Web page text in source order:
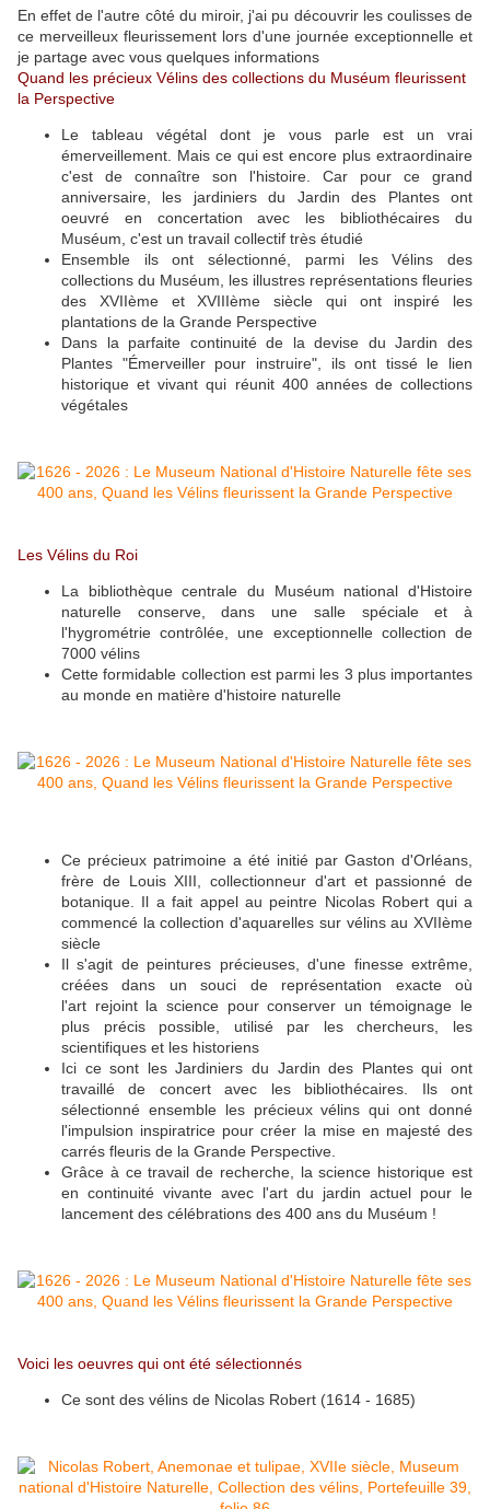
En effet de l'autre côté du miroir, j'ai pu découvrir les coulisses de
ce merveilleux fleurissement lors d'une journée exceptionnelle et
je partage avec vous quelques informations
Quand les précieux Vélins des collections du Muséum fleurissent
la Perspective
Le tableau végétal dont je vous parle est un vrai
émerveillement. Mais ce qui est encore plus extraordinaire
c'est de connaître son l'histoire. Car pour ce grand
anniversaire, les jardiniers du Jardin des Plantes ont
oeuvré en concertation avec les bibliothécaires du
Muséum, c'est un travail collectif très étudié
Ensemble ils ont sélectionné, parmi les Vélins des
collections du Muséum, les illustres représentations fleuries
des XVIIème et XVIIIème siècle qui ont inspiré les
plantations de la Grande Perspective
Dans la parfaite continuité de la devise du Jardin des
Plantes "Émerveiller pour instruire", ils ont tissé le lien
historique et vivant qui réunit 400 années de collections
végétales
Les Vélins du Roi
La bibliothèque centrale du Muséum national d'Histoire
naturelle conserve, dans une salle spéciale et à
l'hygrométrie contrôlée, une exceptionnelle collection de
7000 vélins
Cette formidable collection est parmi les 3 plus importantes
au monde en matière d'histoire naturelle
Ce précieux patrimoine a été initié par Gaston d'Orléans,
frère de Louis XIII, collectionneur d'art et passionné de
botanique. Il a fait appel au peintre Nicolas Robert qui a
commencé la collection d'aquarelles sur vélins au XVIIème
siècle
Il s'agit de peintures précieuses, d'une finesse extrême,
créées dans un souci de représentation exacte où
l'art rejoint la science pour conserver un témoignage le
plus précis possible, utilisé par les chercheurs, les
scientifiques et les historiens
Ici ce sont les Jardiniers du Jardin des Plantes qui ont
travaillé de concert avec les bibliothécaires. Ils ont
sélectionné ensemble les précieux vélins qui ont donné
l'impulsion inspiratrice pour créer la mise en majesté des
carrés fleuris de la Grande Perspective.
Grâce à ce travail de recherche, la science historique est
en continuité vivante avec l'art du jardin actuel pour le
lancement des célébrations des 400 ans du Muséum !
Voici les oeuvres qui ont été sélectionnés
Ce sont des vélins de Nicolas Robert (1614 - 1685)